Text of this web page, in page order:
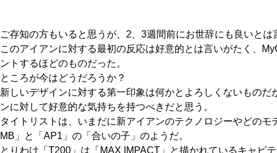
ご存知の方もいると思うが、2、3週間前にお世辞にも良いとは
このアイアンに対する最初の反応は好意的とは言いがたく、
ントするほどのものだった。
ところが今はどうだろうか？
新しいデザインに対する第一印象は何かとよろしくないもの
ンに対して好意的な気持ちを持つべきだと思う。
タイトリストは、いまだに新アイアンのテクノロジーやどの
MB」と「AP1」の「合いの子」のようだ。
とりわけ「T200」は「MAX IMPACT」と描かれているキャビ